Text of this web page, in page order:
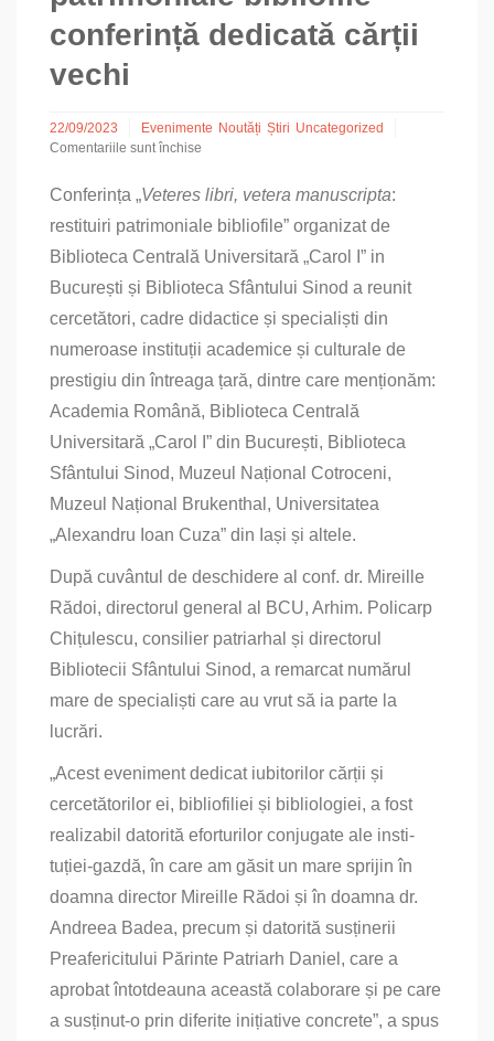
conferință dedicată cărții
vechi
22/09/2023 Evenimente Noutăți Știri Uncategorized
Comentariile sunt închise
Veteres
vetera
manuscripta:
restituiri
patrimoniale
–
conferință
cărții
vechi
Confe­rința „Veteres libri, vetera manuscripta:
restituiri patrimoniale bibliofile” organizat de
Biblioteca Centrală Universitară „Carol I” in
București și Biblioteca Sfântului Sinod a reunit
cercetători, cadre didactice și specialiști din
numeroase instituții academice și culturale de
prestigiu din întreaga țară, dintre care menționăm:
Academia Română, Biblioteca Centrală
Universitară „Carol I” din București, Biblioteca
Sfântului Sinod, Muzeul Național Cotroceni,
Muzeul Național Brukenthal, Universitatea
„Alexandru Ioan Cuza” din Iași și altele.
După cuvântul de deschidere al conf. dr. Mireille
Rădoi, directorul general al BCU, Arhim. Policarp
Chițulescu, consilier patriarhal și directorul
Bibliotecii Sfântului Sinod, a remarcat numărul
mare de specia­liști care au vrut să ia parte la
lucrări.
„Acest eveniment dedicat iubitorilor cărții și
cercetătorilor ei, bibliofiliei și bibliologiei, a fost
realizabil datorită eforturilor conjugate ale insti­
tuției-­gazdă, în care am găsit un mare sprijin în
doamna director Mireille Rădoi și în doamna dr.
Andreea Badea, precum și datorită susți­nerii
Preafericitului Părinte Patriarh Daniel, care a
aprobat întotdeauna această colaborare și pe care
a susținut-o prin diferite ini­țiative concrete”, a spus